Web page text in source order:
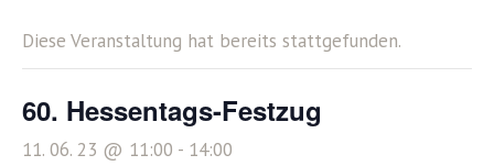
Diese Veranstaltung hat bereits stattgefunden.
60. Hessentags-Festzug
11. 06. 23 @ 11:00 - 14:00